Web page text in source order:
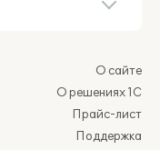
О сайте
О решениях 1С
Прайс-лист
Поддержка